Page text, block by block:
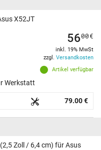
X52JT
Artikel verfügbar
5600€
inkl. 19% MwSt
zzgl. Versandkosten
Werkstatt
79.00 €
Zoll / 6,4 cm) für Asus